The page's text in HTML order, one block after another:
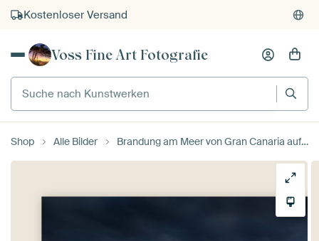
Kostenloser Versand
Kauf auf Rechnung
Voss Fine Art Fotografie
Suche nach Kunstwerken
Shop Alle Bilder Brandung am Meer von Gran Canaria auf den Kanarischen Inseln.